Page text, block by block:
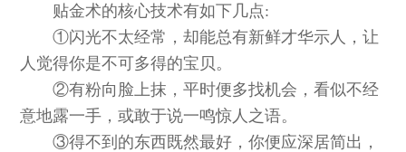
贴金术的核心技术有如下几点:
①闪光不太经常，却能总有新鲜才华示人，让
人觉得你是不可多得的宝贝。
②有粉向脸上抹，平时便多找机会，看似不经
意地露一手，或敢于说一鸣惊人之语。
③得不到的东西既然最好，你便应深居简出，